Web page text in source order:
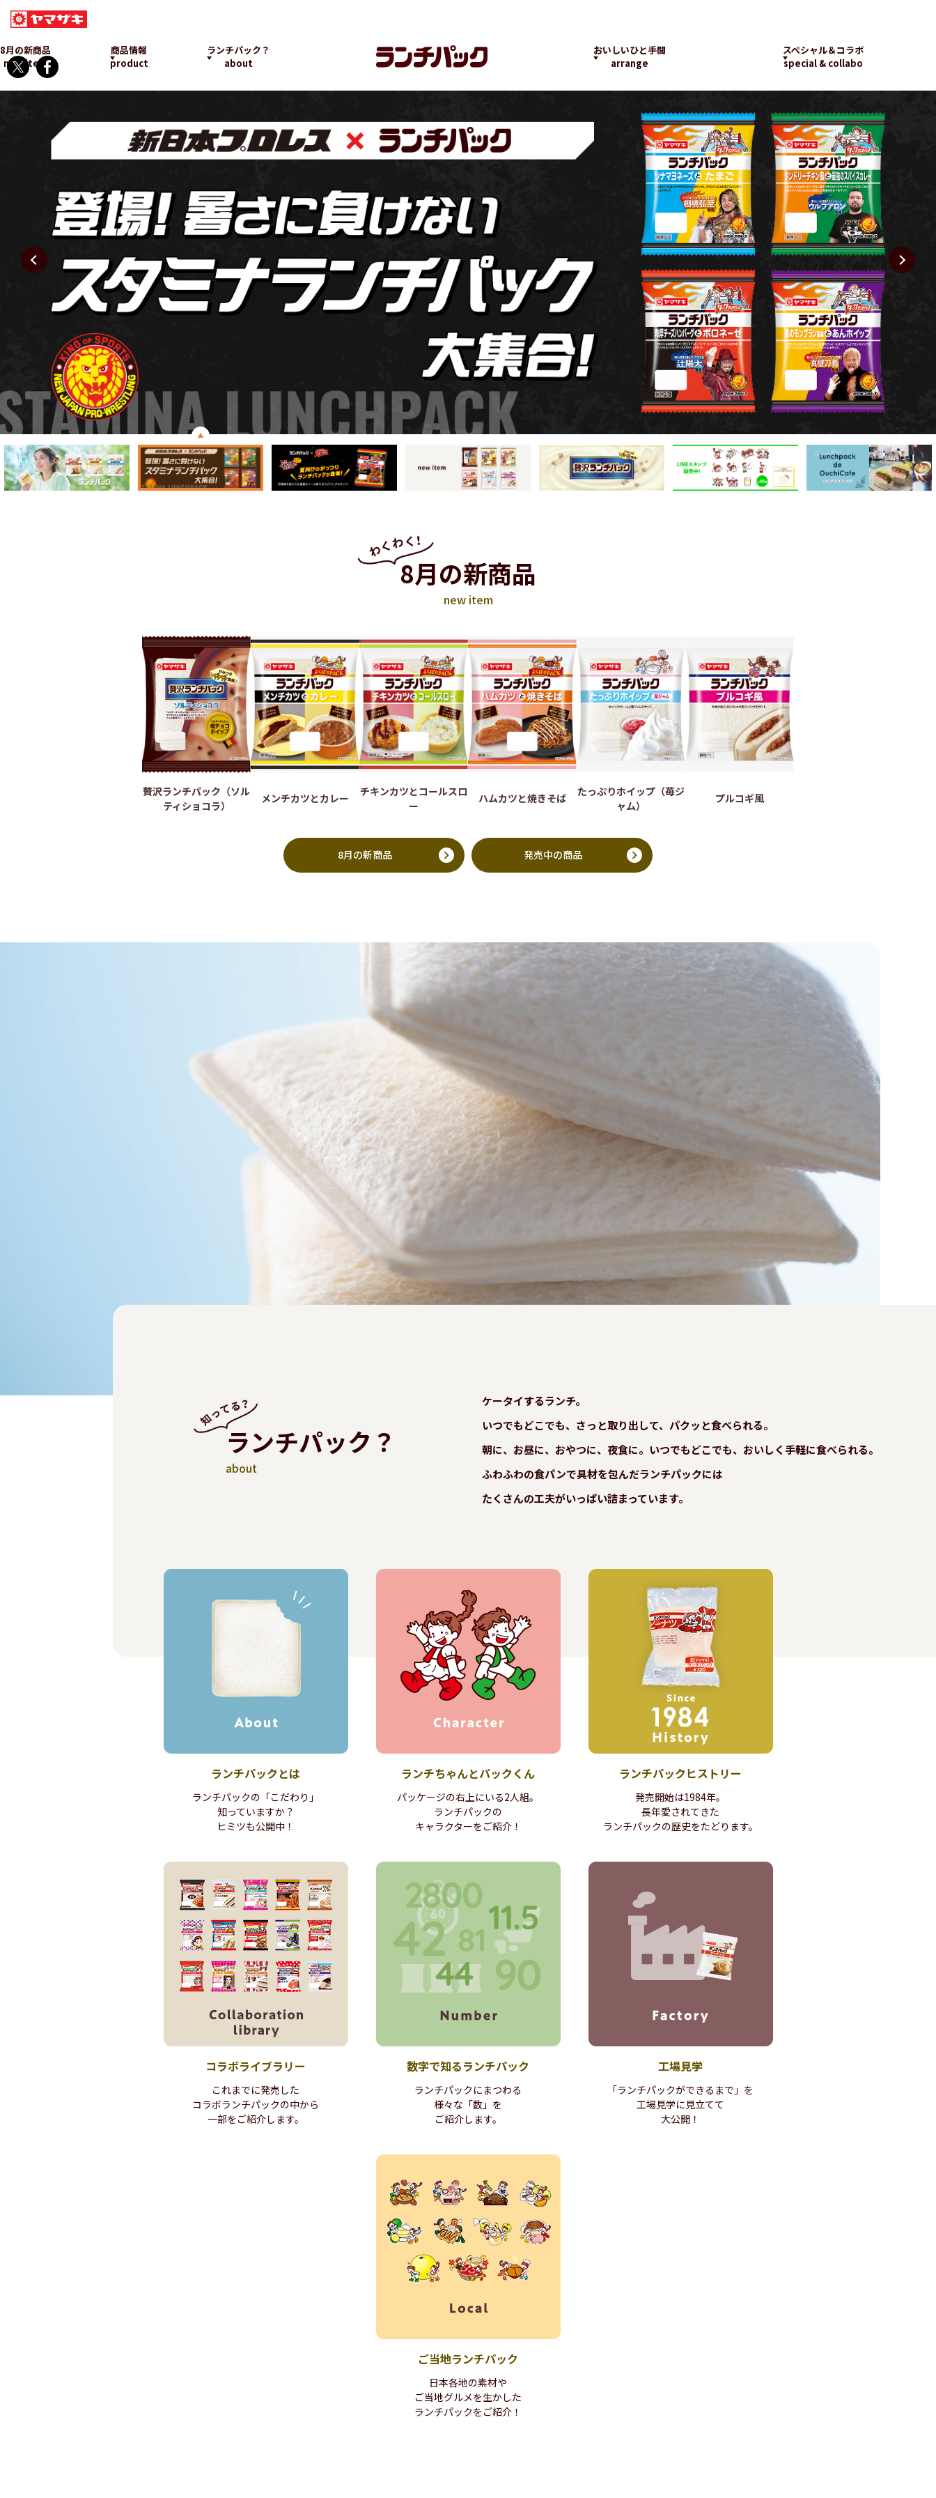
8月の新商品
new item
商品情報
product
発売中の商品 よくばりPACK 贅沢ランチパック パッケージギャラリー
ランチパック？
about
ランチパックとは
ランチちゃんとパック
くん
ランチパックヒストリ
コラボライブラリー
数字で知るランチパッ
工場見学
おいしいひと手間
arrange
ランチパックの
楽しみ方
スペシャル＆コラボ
special & collabo
新着コラボ
8月の新商品
new item
贅沢ランチパック（ソル
ティショコラ）
メンチカツとカレー
チキンカツとコールスロ
ー
ハムカツと焼きそば
たっぷりホイップ（苺ジ
ャム）
プルコギ風
8月の新商品 発売中の商品
ランチパック？
about
ケータイするランチ。
いつでもどこでも、さっと取り出して、パクッと食べられる。
朝に、お昼に、おやつに、夜食に。いつでもどこでも、おいしく手軽に食べられる。
ふわふわの食パンで具材を包んだランチパックには
たくさんの工夫がいっぱい詰まっています。
ランチパックとは
ランチパックの 「こだわり」
知っていますか？
ヒミツも公開中！
ランチちゃんとパックくん
パッケージの右上にいる2人組。
ランチパックの
キャラクターをご紹介！
ランチパックヒストリー
発売開始は1984年。
長年愛されてきた
ランチパックの歴史をたどります。
コラボライブラリー
これまでに発売した
コラボランチパックの中から
一部をご紹介します。
数字で知るランチパック
ランチパックにまつわる
様々な「数」を
ご紹介します。
工場見学
「ランチパックができるまで」を
工場見学に見立てて
大公開！
ご当地ランチパック
日本各地の素材や
ご当地グルメを生かした
ランチパックをご紹介！